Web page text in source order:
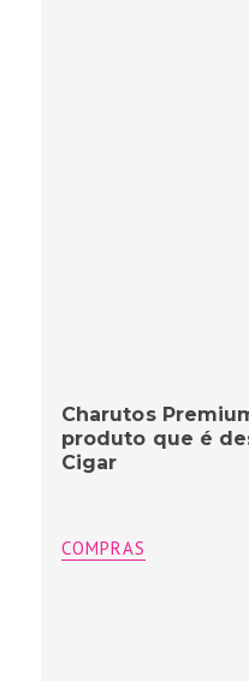
Charutos
produto que é
Cigar
COMPRAS